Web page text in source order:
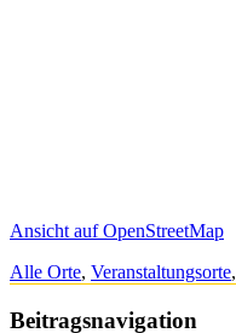
Ansicht auf OpenStreetMap
Alle Orte, Veranstaltungsorte,
Beitragsnavigation